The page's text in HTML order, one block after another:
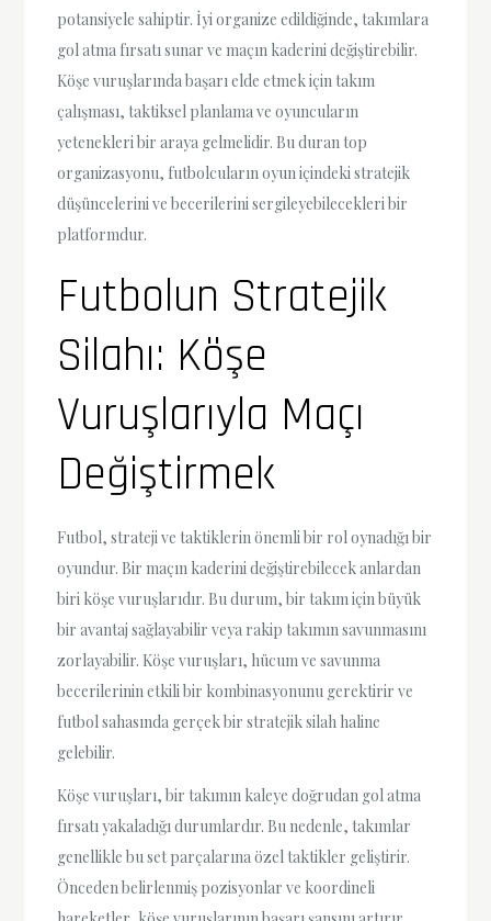
potansiyele sahiptir. İyi organize edildiğinde, takımlara
gol atma fırsatı sunar ve maçın kaderini değiştirebilir.
Köşe vuruşlarında başarı elde etmek için takım
çalışması, taktiksel planlama ve oyuncuların
yetenekleri bir araya gelmelidir. Bu duran top
organizasyonu, futbolcuların oyun içindeki stratejik
düşüncelerini ve becerilerini sergileyebilecekleri bir
platformdur.
Futbolun Stratejik
Silahı: Köşe
Vuruşlarıyla Maçı
Değiştirmek
Futbol, strateji ve taktiklerin önemli bir rol oynadığı bir
oyundur. Bir maçın kaderini değiştirebilecek anlardan
biri köşe vuruşlarıdır. Bu durum, bir takım için büyük
bir avantaj sağlayabilir veya rakip takımın savunmasını
zorlayabilir. Köşe vuruşları, hücum ve savunma
becerilerinin etkili bir kombinasyonunu gerektirir ve
futbol sahasında gerçek bir stratejik silah haline
gelebilir.
Köşe vuruşları, bir takımın kaleye doğrudan gol atma
fırsatı yakaladığı durumlardır. Bu nedenle, takımlar
genellikle bu set parçalarına özel taktikler geliştirir.
Önceden belirlenmiş pozisyonlar ve koordineli